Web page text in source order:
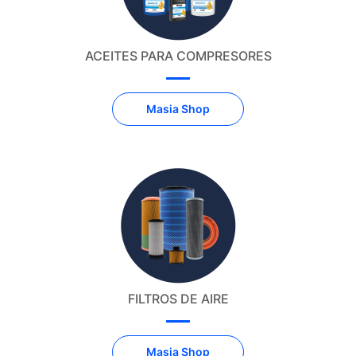
ACEITES PARA COMPRESORES
Masia Shop
FILTROS DE AIRE
Masia Shop